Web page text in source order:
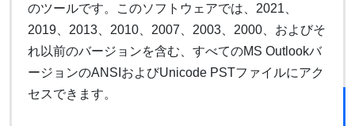
のツールです。このソフトウェアでは、2021、
2019、2013、2010、2007、2003、2000、およびそ
れ以前のバージョンを含む、すべてのMS Outlookバ
ージョンのANSIおよびUnicode PSTファイルにアク
セスできます。